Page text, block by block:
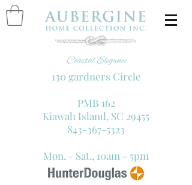
130 gardners Circle
PMB 162
Kiawah Island, SC 29455
843-367-5323
Mon. - Sat., 10am - 5pm